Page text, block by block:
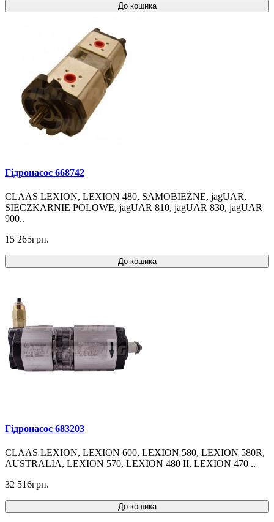
До кошика
Гідронасос 668742
CLAAS LEXION, LEXION 480, SAMOBIEŻNE, jagUAR,
SIECZKARNIE POLOWE, jagUAR 810, jagUAR 830, jagUAR
900..
15 265грн.
До кошика
Гідронасос 683203
CLAAS LEXION, LEXION 600, LEXION 580, LEXION 580R,
AUSTRALIA, LEXION 570, LEXION 480 II, LEXION 470 ..
32 516грн.
До кошика